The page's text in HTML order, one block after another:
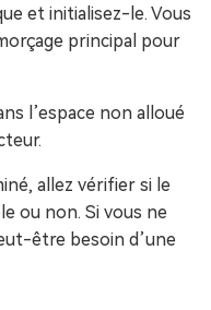
et initialisez-le. Vous
principal pour
l’espace non alloué
allez vérifier si le
ou non. Si vous ne
être besoin d’une